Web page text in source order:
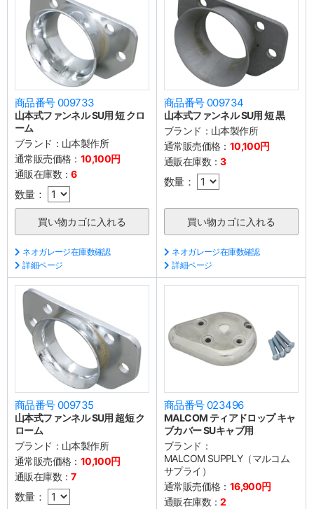
商品番号 009733
山本式ファンネル SU用 短 クロ
ーム
ブランド： 山本製作所
通常販売価格： 10,100円
通販在庫数：6
数量：
ネオガレージ在庫数確認
詳細ページ
商品番号 009734
山本式ファンネル SU用 短 黒
ブランド： 山本製作所
通常販売価格： 10,100円
通販在庫数：3
数量：
ネオガレージ在庫数確認
詳細ページ
商品番号 009735
山本式ファンネル SU用 超短 ク
ローム
ブランド： 山本製作所
通常販売価格： 10,100円
通販在庫数：7
数量：
商品番号 023496
MALCOM ティアドロップ キャ
ブカバー SUキャブ用
ブランド：
MALCOM SUPPLY（マルコム
サプライ）
通常販売価格： 16,900円
通販在庫数：2